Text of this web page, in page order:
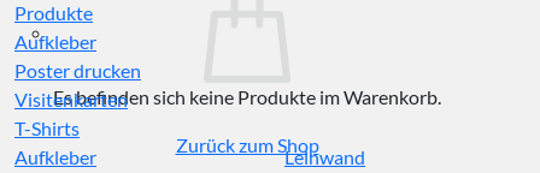
Es befinden sich keine Produkte im Warenkorb.
Zurück zum Shop
Produkte
Aufkleber
Poster drucken
Visitenkarten
T-Shirts
Aufkleber
Leinwand